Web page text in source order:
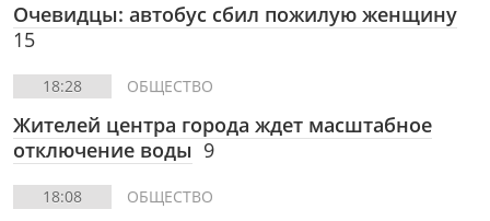
Очевидцы: автобус сбил пожилую женщину
15
18:28 ОБЩЕСТВО
Жителей центра города ждет масштабное
отключение воды 9
18:08 ОБЩЕСТВО